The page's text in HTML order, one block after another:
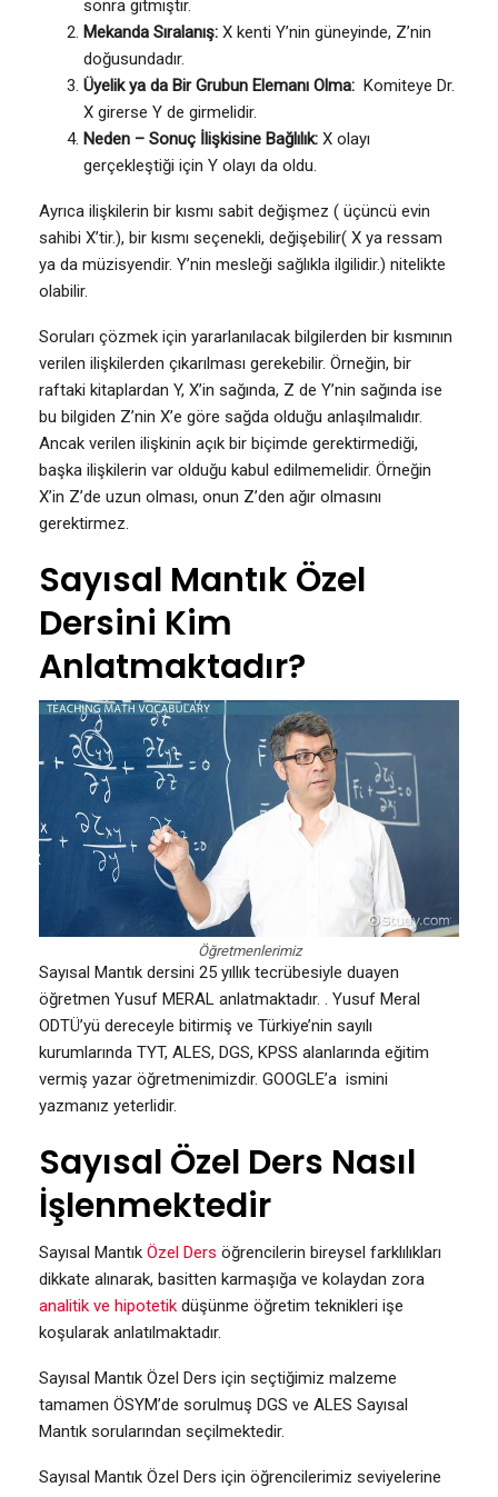
sonra gitmiştir.
Mekanda Sıralanış: X kenti Y’nin güneyinde, Z’nin
doğusundadır.
Üyelik ya da Bir Grubun Elemanı Olma: Komiteye Dr.
X girerse Y de girmelidir.
Neden – Sonuç İlişkisine Bağlılık: X olayı
gerçekleştiği için Y olayı da oldu.
Ayrıca ilişkilerin bir kısmı sabit değişmez ( üçüncü evin
sahibi X’tir.), bir kısmı seçenekli, değişebilir( X ya ressam
ya da müzisyendir. Y’nin mesleği sağlıkla ilgilidir.) nitelikte
olabilir.
Soruları çözmek için yararlanılacak bilgilerden bir kısmının
verilen ilişkilerden çıkarılması gerekebilir. Örneğin, bir
raftaki kitaplardan Y, X’in sağında, Z de Y’nin sağında ise
bu bilgiden Z’nin X’e göre sağda olduğu anlaşılmalıdır.
Ancak verilen ilişkinin açık bir biçimde gerektirmediği,
başka ilişkilerin var olduğu kabul edilmemelidir. Örneğin
X’in Z’de uzun olması, onun Z’den ağır olmasını
gerektirmez.
Sayısal Mantık Özel
Dersini Kim
Anlatmaktadır?
Öğretmenlerimiz
Sayısal Mantık dersini 25 yıllık tecrübesiyle duayen
öğretmen Yusuf MERAL anlatmaktadır. . Yusuf Meral
ODTÜ’yü dereceyle bitirmiş ve Türkiye’nin sayılı
kurumlarında TYT, ALES, DGS, KPSS alanlarında eğitim
vermiş yazar öğretmenimizdir. GOOGLE’a ismini
yazmanız yeterlidir.
Sayısal Özel Ders Nasıl
İşlenmektedir
Sayısal Mantık Özel Ders öğrencilerin bireysel farklılıkları
dikkate alınarak, basitten karmaşığa ve kolaydan zora
analitik ve hipotetik düşünme öğretim teknikleri işe
koşularak anlatılmaktadır.
Sayısal Mantık Özel Ders için seçtiğimiz malzeme
tamamen ÖSYM’de sorulmuş DGS ve ALES Sayısal
Mantık sorularından seçilmektedir.
Sayısal Mantık Özel Ders için öğrencilerimiz seviyelerine